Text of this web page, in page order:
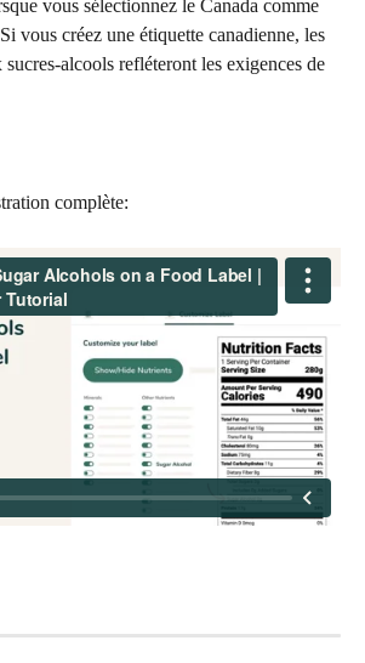
vous sélectionnez le Canada comme
vous créez une étiquette canadienne, les
alcools refléteront les exigences de
complète: